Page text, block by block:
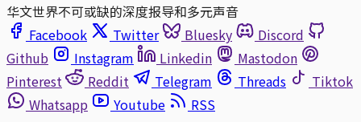
华文世界不可或缺的深度报导和多元声音
Facebook
Twitter Bluesky
Discord
Github
Instagram Linkedin
Mastodon
Pinterest
Reddit Telegram Threads
Tiktok
Whatsapp
Youtube
RSS